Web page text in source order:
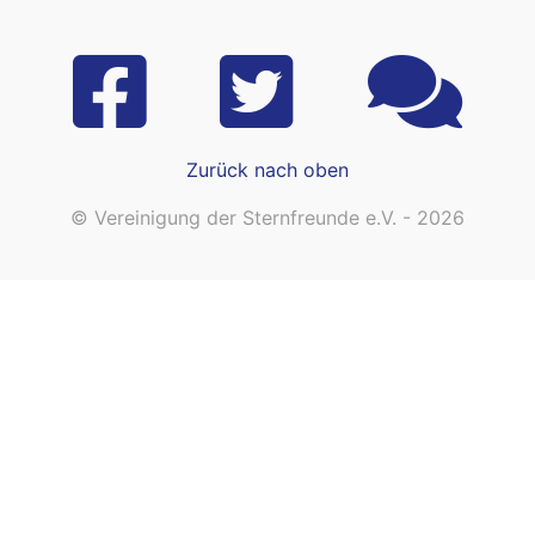
Zurück nach oben
© Vereinigung der Sternfreunde e.V. - 2026